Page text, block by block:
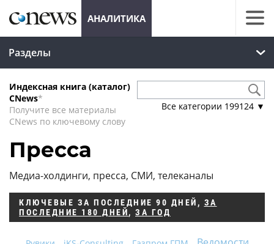
АНАЛИТИКА
Разделы
Индексная книга (каталог)
CNews*
Получите все материалы
CNews по ключевому слову
Все категории 199124 ▼
Пресса
Медиа-холдинги, пресса, СМИ, телеканалы
КЛЮЧЕВЫЕ ЗА ПОСЛЕДНИЕ 90 ДНЕЙ , ЗА
ПОСЛЕДНИЕ 180 ДНЕЙ, ЗА ГОД